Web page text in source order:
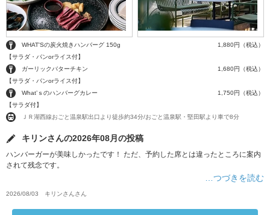
WHAT'Sの炭火焼きハンバーグ 150g
1,880円（税込）
【サラダ・パンorライス付】
ガーリックバターチキン
1,680円（税込）
【サラダ・パンorライス付】
What’ｓのハンバーグカレー
1,750円（税込）
【サラダ付】
ＪＲ湖西線おごと温泉駅出口より徒歩約34分/おごと温泉駅・堅田駅より車で8分
キリンさんの2026年08月の投稿
ハンバーガーが美味しかったです！ ただ、予約した席とは違ったところに案内
されて残念です。
…つづきを読む
2026/08/03 キリンさん さん